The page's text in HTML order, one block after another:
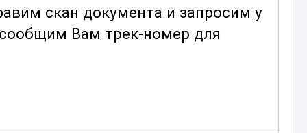
скан документа и запросим у
Вам трек-номер для